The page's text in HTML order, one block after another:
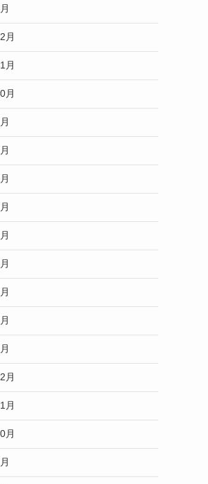
月
月
月
月
月
月